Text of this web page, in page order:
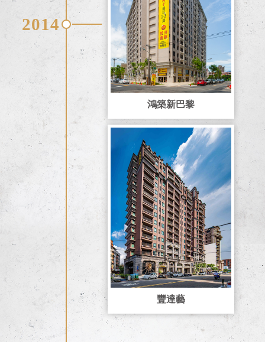
2014
鴻築新巴黎
豐達藝